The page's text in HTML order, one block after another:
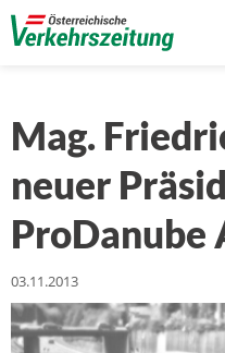
Mag.
neuer
ProDanube
03.11.2013